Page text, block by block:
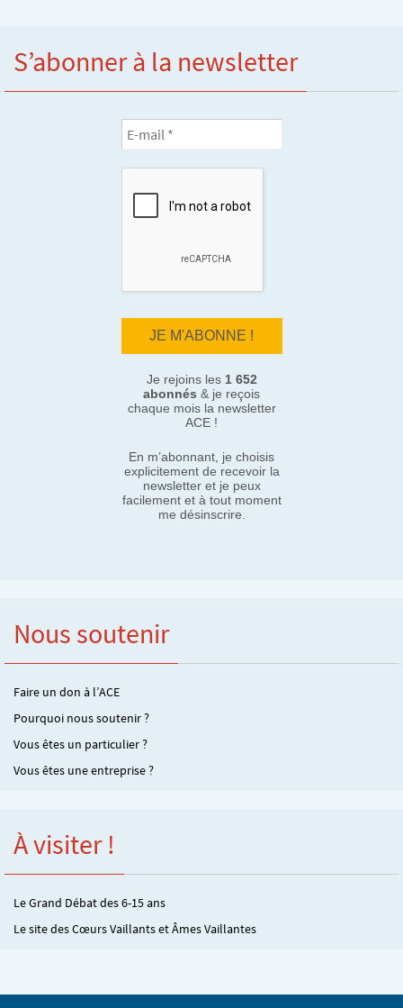
S’abonner à la newsletter
Je rejoins les 1 652
abonnés & je reçois
chaque mois la newsletter
ACE !
En m’abonnant, je choisis
explicitement de recevoir la
newsletter et je peux
facilement et à tout moment
me désinscrire.
Nous soutenir
Faire un don à l’ACE
Pourquoi nous soutenir ?
Vous êtes un particulier ?
Vous êtes une entreprise ?
À visiter !
Le Grand Débat des 6-15 ans
Le site des Cœurs Vaillants et Âmes Vaillantes